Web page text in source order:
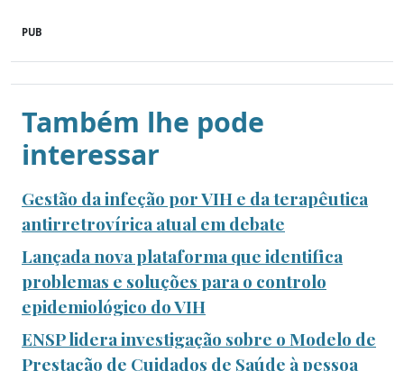
PUB
Também lhe pode
interessar
Gestão da infeção por VIH e da terapêutica
antirretrovírica atual em debate
Lançada nova plataforma que identifica
problemas e soluções para o controlo
epidemiológico do VIH
ENSP lidera investigação sobre o Modelo de
Prestação de Cuidados de Saúde à pessoa